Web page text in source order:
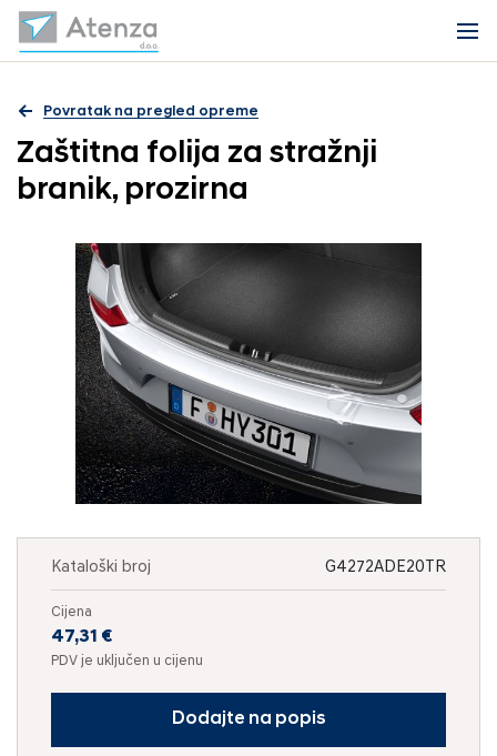
Povratak na pregled opreme
Zaštitna folija za stražnji
branik, prozirna
Kataloški broj G4272ADE20TR
Cijena
47,31 €
PDV je uključen u cijenu
Dodajte na popis